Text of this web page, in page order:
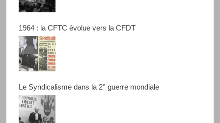
1964 : la CFTC évolue vers la CFDT
Le Syndicalisme dans la 2° guerre mondiale